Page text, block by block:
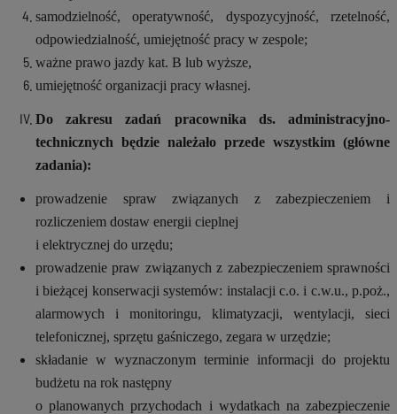
samodzielność, operatywność, dyspozycyjność, rzetelność,
odpowiedzialność, umiejętność pracy w zespole;
ważne prawo jazdy kat. B lub wyższe,
umiejętność organizacji pracy własnej.
Do zakresu zadań pracownika ds. administracyjno-
technicznych będzie należało przede wszystkim (główne
zadania):
prowadzenie spraw związanych z zabezpieczeniem i
rozliczeniem dostaw energii cieplnej
i elektrycznej do urzędu;
prowadzenie praw związanych z zabezpieczeniem sprawności
i bieżącej konserwacji systemów: instalacji c.o. i c.w.u., p.poż.,
alarmowych i monitoringu, klimatyzacji, wentylacji, sieci
telefonicznej, sprzętu gaśniczego, zegara w urzędzie;
składanie w wyznaczonym terminie informacji do projektu
budżetu na rok następny
o planowanych przychodach i wydatkach na zabezpieczenie